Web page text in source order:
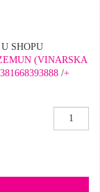
SHOPU
(VINARSKA
/+
Privezak